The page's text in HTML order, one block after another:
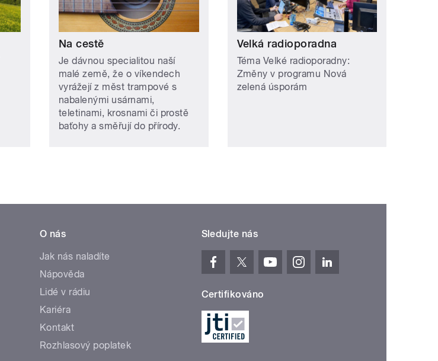
Na cestě
Je dávnou specialitou naší
malé země, že o víkendech
vyrážejí z měst trampové s
nabalenými usárnami,
teletinami, krosnami či prostě
baťohy a směřují do přírody.
Velká radioporadna
Téma Velké radioporadny:
Změny v programu Nová
zelená úsporám
O nás
Jak nás naladíte
Nápověda
Lidé v rádiu
Kariéra
Kontakt
Rozhlasový poplatek
Sledujte nás
Certifikováno